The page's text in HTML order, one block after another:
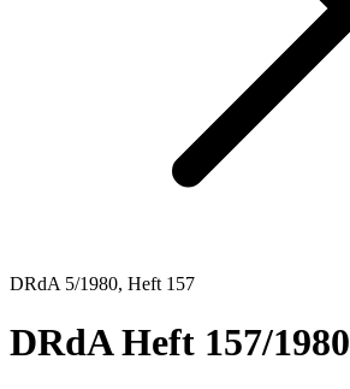
DRdA 5/1980, Heft 157
DRdA Heft 157/1980